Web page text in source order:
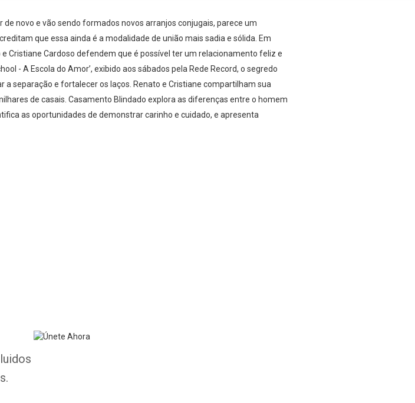
novo e vão sendo formados novos arranjos conjugais, parece um
que essa ainda é a modalidade de união mais sadia e sólida. Em
e Cristiane Cardoso defendem que é possível ter um relacionamento feliz e
- A Escola do Amor’, exibido aos sábados pela Rede Record, o segredo
a separação e fortalecer os laços. Renato e Cristiane compartilham sua
de casais. Casamento Blindado explora as diferenças entre o homem
as oportunidades de demonstrar carinho e cuidado, e apresenta